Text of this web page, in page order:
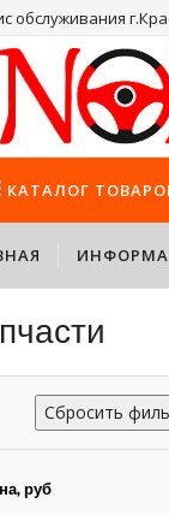
обслуживания
КАТАЛОГ
Сбросить
руб